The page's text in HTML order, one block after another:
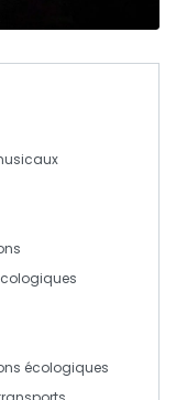
écologiques